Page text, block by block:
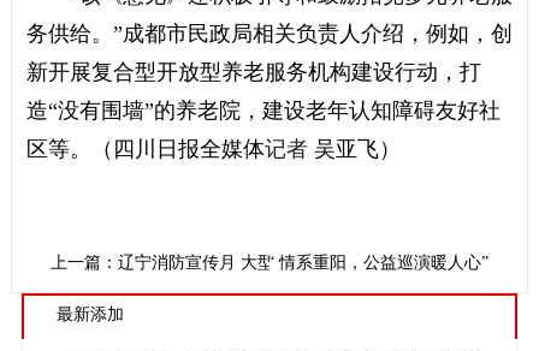
务供给。”成都市民政局相关负责人介绍，例如，创
新开展复合型开放型养老服务机构建设行动，打
造“没有围墙”的养老院，建设老年认知障碍友好社
区等。（四川日报全媒体记者吴亚飞）
上一篇：辽宁消防宣传月 大型消防主题市集等你来“沉浸式”体验
下一篇：北门社区“ 情系重阳，公益巡演暖人心”
最新添加